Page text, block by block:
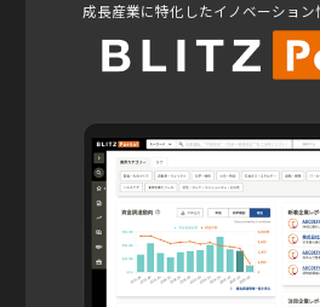
成長産業に特化したイノベーショ